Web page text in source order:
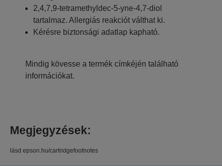
2,4,7,9-tetramethyldec-5-yne-4,7-diol
tartalmaz. Allergiás reakciót válthat ki.
Kérésre biztonsági adatlap kapható.
Mindig kövesse a termék címkéjén található
információkat.
Megjegyzések:
lásd epson.hu/cartridgefootnotes